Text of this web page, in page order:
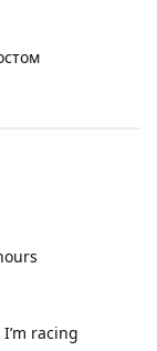
racing